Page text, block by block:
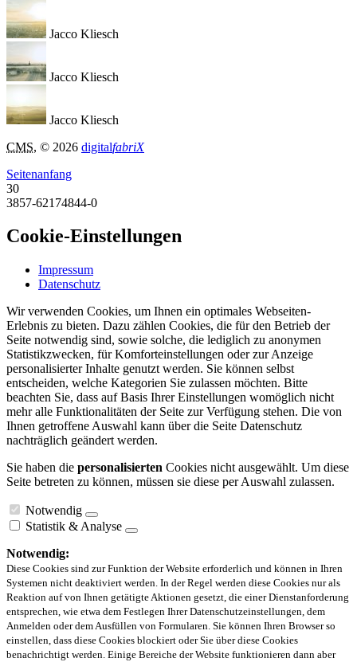
Jacco Kliesch
Jacco Kliesch
Jacco Kliesch
CMS, © 2026 digitalfabriX
Seitenanfang
30
3857-62174844-0
Cookie-Einstellungen
Impressum
Datenschutz
Wir verwenden Cookies, um Ihnen ein optimales Webseiten-
Erlebnis zu bieten. Dazu zählen Cookies, die für den Betrieb der
Seite notwendig sind, sowie solche, die lediglich zu anonymen
Statistikzwecken, für Komforteinstellungen oder zur Anzeige
personalisierter Inhalte genutzt werden. Sie können selbst
entscheiden, welche Kategorien Sie zulassen möchten. Bitte
beachten Sie, dass auf Basis Ihrer Einstellungen womöglich nicht
mehr alle Funktionalitäten der Seite zur Verfügung stehen. Die von
Ihnen getroffene Auswahl kann über die Seite Datenschutz
nachträglich geändert werden.
Sie haben die personalisierten Cookies nicht ausgewählt. Um diese
Seite betreten zu können, müssen sie diese per Auswahl zulassen.
Notwendig
Statistik & Analyse
Notwendig:
Diese Cookies sind zur Funktion der Website erforderlich und können in Ihren
Systemen nicht deaktiviert werden. In der Regel werden diese Cookies nur als
Reaktion auf von Ihnen getätigte Aktionen gesetzt, die einer Dienstanforderung
entsprechen, wie etwa dem Festlegen Ihrer Datenschutzeinstellungen, dem
Anmelden oder dem Ausfüllen von Formularen. Sie können Ihren Browser so
einstellen, dass diese Cookies blockiert oder Sie über diese Cookies
benachrichtigt werden. Einige Bereiche der Website funktionieren dann aber